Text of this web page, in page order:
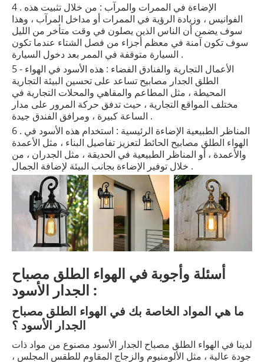
4 . الإضاءة في الممرات والمرآب : من خلال تثبيت هذه
الفوانيس ، وزيادة الرؤية في الممرات أو مداخل المرآب ، وهذا
سوف يضمن أن الناس الذين يصلون في وقت متأخر من الليل
سوف تكون آمنة في معظم أجزاء من فصل الشتاء عندما تكون
السيارة متوقفة في الممر بعد دخول السيارة .
5 - الأعمال التجارية والفنادق الفضاء : هذه الأسود في الهواء
الطلق الجدار مصابيح تساعد على تحسين البيئة التجارية
المحيطة ، مثل المطاعم والمقاهي والمحلات التجارية في
مختلف المواقع التجارية ، حيث تدفق حركة المرور على مدار
الساعة كبيرة ، ومرافق الفندق جيدة .
6 . المناظر الطبيعية الإضاءة الرئيسية : استخدام هذه الأسود في
الهواء الطلق مصابيح الحائط لتعزيز تفاصيل البناء ، مثل الأعمدة
والأعمدة ، أو المناظر الطبيعية في الحديقة ، مثل الجدران ، من
خلال توفير الإضاءة بجانب البيئة لإضافة الجمال .
أسئلة وأجوبة في الهواء الطلق مصباح
الجدار الأسود :
ما هي المواد الخاصة بك في الهواء الطلق مصباح
الجدار الأسود ؟
لدينا في الهواء الطلق مصباح الجدار الأسود مصنوع من مواد ذات
جودة عالية ، مثل الألومنيوم والزجاج المقاوم للطقس المجلس ،